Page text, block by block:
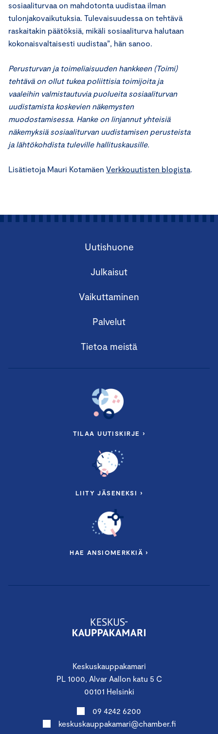
sosiaaliturvaa on mahdotonta uudistaa ilman
tulonjakovaikutuksia. Tulevaisuudessa on tehtävä
raskaitakin päätöksiä, mikäli sosiaaliturva halutaan
kokonaisvaltaisesti uudistaa”, hän sanoo.
Perusturvan ja toimeliaisuuden hankkeen (Toimi)
tehtävä on ollut tukea poliittisia toimijoita ja
vaaleihin valmistautuvia puolueita sosiaaliturvan
uudistamista koskevien näkemysten
muodostamisessa. Hanke on linjannut yhteisiä
näkemyksiä sosiaaliturvan uudistamisen perusteista
ja lähtökohdista tuleville hallituskausille.
Lisätietoja Mauri Kotamäen Verkkouutisten blogista.
Keskuskauppakamari
PL 1000, Alvar Aallon katu 5 C
00101 Helsinki
09 4242 6200
keskuskauppakamari@chamber.fi
Uutishuone
Julkaisut
Vaikuttaminen
Palvelut
Tietoa meistä
TILAA UUTISKIRJE ›
LIITY JÄSENEKSI ›
HAE ANSIOMERKKIÄ ›